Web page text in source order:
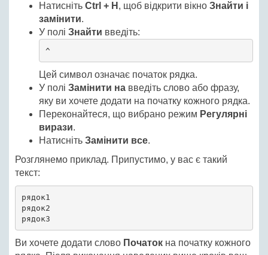
Натисніть Ctrl + H , щоб відкрити вікно Знайти і
замінити.
У полі Знайти введіть:
^
Цей символ означає початок рядка.
У полі Замінити на введіть слово або фразу,
яку ви хочете додати на початку кожного рядка.
Переконайтеся, що вибрано режим Регулярні
вирази.
Натисніть Замінити все.
Розглянемо приклад. Припустимо, у вас є такий
текст:
рядок1
рядок2
рядок3
Ви хочете додати слово Початок на початку кожного